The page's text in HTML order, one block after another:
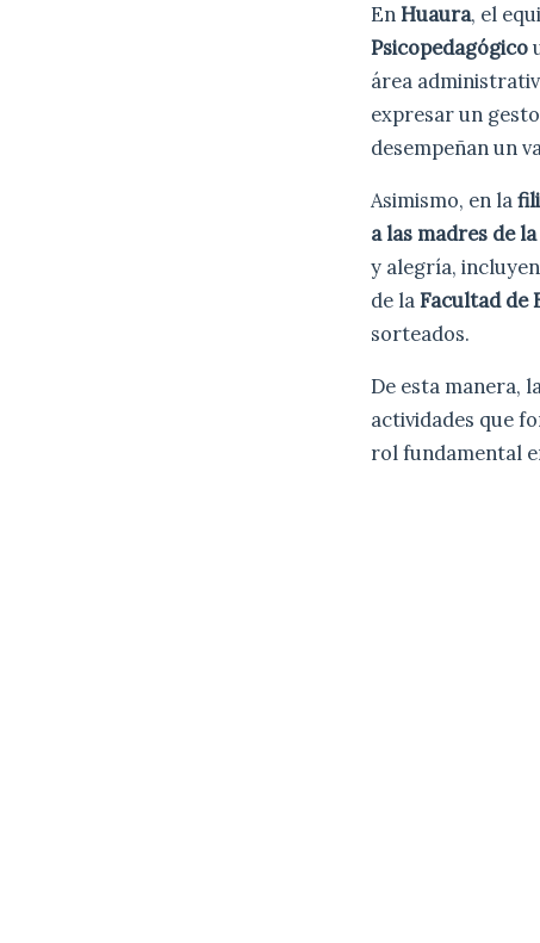
EnHuaura, el
Psicopedagógico
área
expresar un
desempeñan un
Asimismo, en la
a las madres de
y alegría,
de laFacultad de
sorteados.
De esta manera,
actividades que
rol fundamental